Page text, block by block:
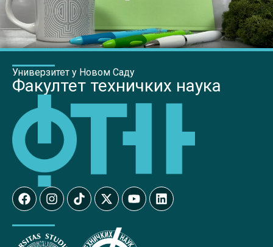
Универзитет у Новом Саду
Факултет техничких наука